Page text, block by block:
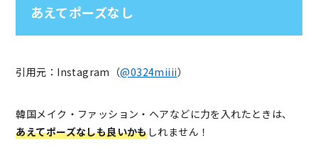
あえてポーズなし
引用元：Instagram（@0324miiii）
韓国メイク・ファッション・ヘアなどに力を入れたときは、
あえてポーズなしも良いかもしれません！